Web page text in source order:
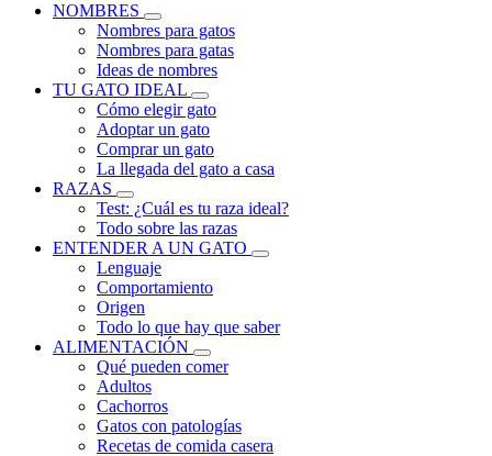
NOMBRES
Nombres para gatos
Nombres para gatas
Ideas de nombres
TU GATO IDEAL
Cómo elegir gato
Adoptar un gato
Comprar un gato
La llegada del gato a casa
RAZAS
Test: ¿Cuál es tu raza ideal?
Todo sobre las razas
ENTENDER A UN GATO
Lenguaje
Comportamiento
Origen
Todo lo que hay que saber
ALIMENTACIÓN
Qué pueden comer
Adultos
Cachorros
Gatos con patologías
Recetas de comida casera